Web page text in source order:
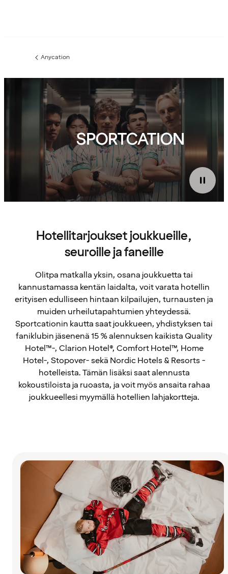
Edellinen
Anycation
SPORTCATION
Hotellitarjoukset joukkueille,
seuroille ja faneille
Olitpa matkalla yksin, osana joukkuetta tai
kannustamassa kentän laidalta, voit varata hotellin
erityisen edulliseen hintaan kilpailujen, turnausten ja
muiden urheilutapahtumien yhteydessä.
Sportcationin kautta saat joukkueen, yhdistyksen tai
faniklubin jäsenenä 15 % alennuksen kaikista Quality
Hotel™-, Clarion Hotel®, Comfort Hotel™, Home
Hotel-, Stopover- sekä Nordic Hotels & Resorts -
hotelleista. Tämän lisäksi saat alennusta
kokoustiloista ja ruoasta, ja voit myös ansaita rahaa
joukkueellesi myymällä hotellien lahjakortteja.